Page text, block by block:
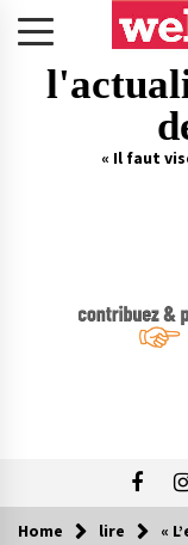
« Il faut
Home lire «